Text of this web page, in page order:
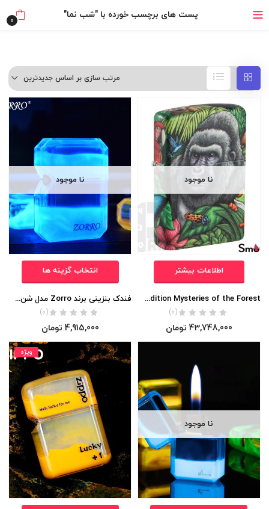
پست های برچسب خورده با "شب نما" 0
مرتب سازی بر اساس جدیدترین
نا موجود
اطلاعات بیشتر
Zippo 49347 25th Anniversary Limited Edition Mysteries of the Forest
(0)
43,748,000 تومان
نا موجود
انتخاب گزینه ها
فندک بنزینی برند Zorro مدل شن های روان (شب تاب) اورجینال
(0)
4,915,000 تومان
نا موجود
ویژه